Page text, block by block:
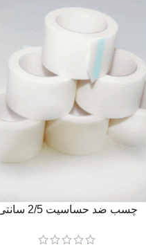
اطلاعات بیشتر
چسب ضد حساسیت 2/5